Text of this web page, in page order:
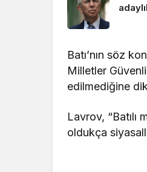
Batı’nın söz
Milletler
edilmediğine
Lavrov, “Batılı
oldukça